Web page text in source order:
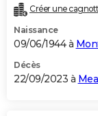
Créer une
Naissance
09/06/1944 à
Décès
22/09/2023 à